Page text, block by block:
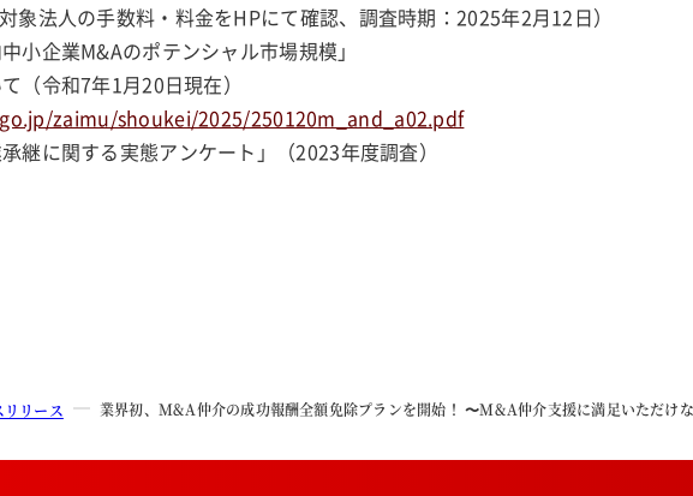
象法人の手数料・料金をHPにて確認、調査時期：2025年2月12日）
小企業M&Aのポテンシャル市場規模」
（令和7年1月20日現在）
zaimu/shoukei/2025/250120m_and_a02.pdf
継に関する実態アンケート」（2023年度調査）
リリース 業界初、M&A仲介の成功報酬全額免除プランを開始！ 〜M&A仲介支援に満足いただけ